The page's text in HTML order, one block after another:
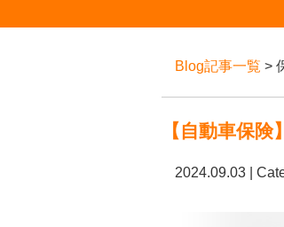
Blog記事一覧 >
【自動車保険
2024.09.03 |